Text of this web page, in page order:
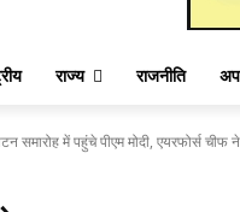
राज्य राजनीति
समारोह में पहुंचे पीएम मोदी, एयरफोर्स चीफ